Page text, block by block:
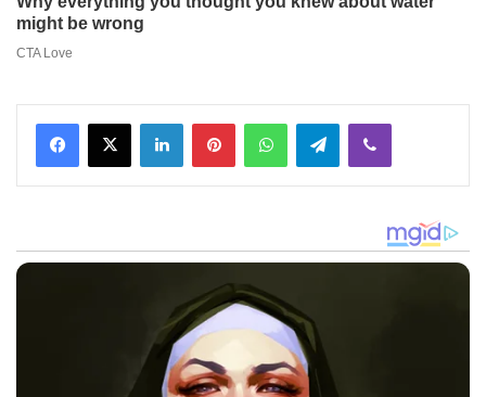
Facebook
X LinkedInPinterestWhatsAppTelegramViber